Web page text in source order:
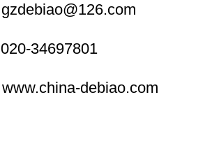
gzdebiao@126.com
020-34697801
www.china-debiao.com